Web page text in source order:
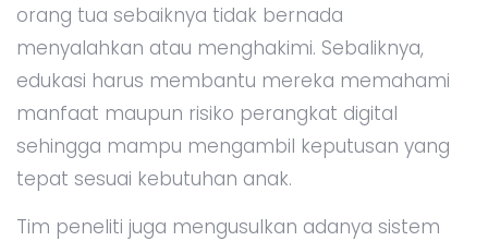
orang tua sebaiknya tidak bernada
menyalahkan atau menghakimi. Sebaliknya,
edukasi harus membantu mereka memahami
manfaat maupun risiko perangkat digital
sehingga mampu mengambil keputusan yang
tepat sesuai kebutuhan anak.
Tim peneliti juga mengusulkan adanya sistem